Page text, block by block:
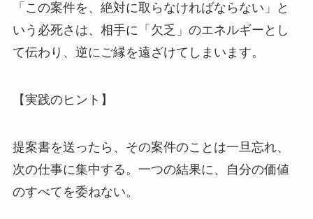
「この案件を、絶対に取らなければならない」と
いう必死さは、相手に「欠乏」のエネルギーとし
て伝わり、逆にご縁を遠ざけてしまいます。
【実践のヒント】
提案書を送ったら、その案件のことは一旦忘れ、
次の仕事に集中する。一つの結果に、自分の価値
のすべてを委ねない。